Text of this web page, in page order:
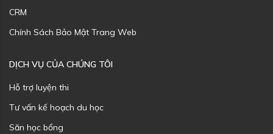
CRM
Chính Sách Bảo Mật Trang Web
DỊCH VỤ CỦA CHÚNG TÔI
Hỗ trợ luyện thi
Tư vấn kế hoạch du học
Săn học bổng